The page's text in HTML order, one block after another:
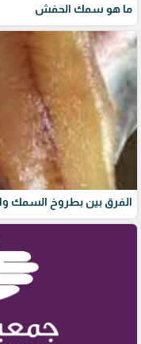
ما هو سمك الحفش
الفرق بين بطروخ السمك